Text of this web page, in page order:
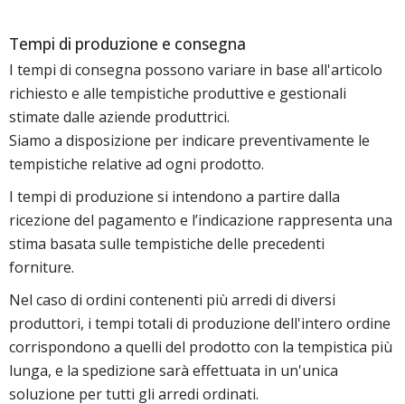
Tempi di produzione e consegna
I tempi di consegna possono variare in base all'articolo
richiesto e alle tempistiche produttive e gestionali
stimate dalle aziende produttrici.
Siamo a disposizione per indicare preventivamente le
tempistiche relative ad ogni prodotto.
I tempi di produzione si intendono a partire dalla
ricezione del pagamento e l’indicazione rappresenta una
stima basata sulle tempistiche delle precedenti
forniture.
Nel caso di ordini contenenti più arredi di diversi
produttori, i tempi totali di produzione dell'intero ordine
corrispondono a quelli del prodotto con la tempistica più
lunga, e la spedizione sarà effettuata in un'unica
soluzione per tutti gli arredi ordinati.